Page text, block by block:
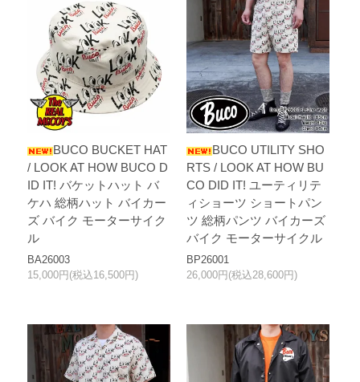
BUCO BUCKET HAT
/ LOOK AT HOW BUCO D
ID IT! バケットハット バ
ケハ 総柄ハット バイカー
ズ バイク モーターサイク
ル
BA26003
15,000円(税込16,500円)
BUCO UTILITY SHO
RTS / LOOK AT HOW BU
CO DID IT! ユーティリテ
ィショーツ ショートパン
ツ 総柄パンツ バイカーズ
バイク モーターサイクル
BP26001
26,000円(税込28,600円)